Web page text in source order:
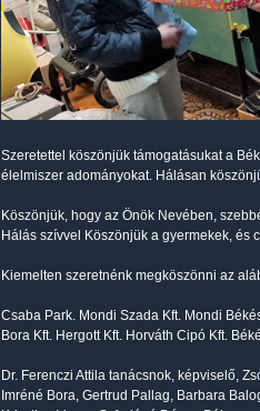
Szeretettel köszönjük támogatásukat a
élelmiszer adományokat. Hálásan
Köszönjük, hogy az Önök Nevében,
Hálás szívvel Köszönjük a gyermekek, és
Kiemelten szeretnénk megköszönni az
Csaba Park. Mondi Szada Kft. Mondi
Bora Kft. Hergott Kft. Horváth Cipó Kft.
Dr. Ferenczi Attila tanácsnok, képviselő,
Imréné Bora, Gertrud Pallag, Barbara